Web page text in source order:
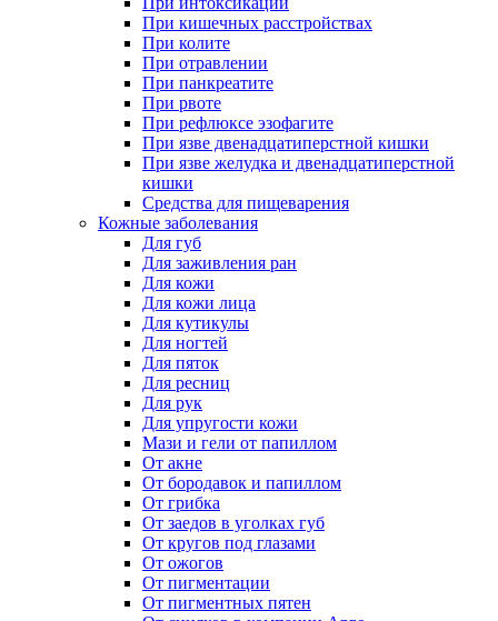
При кишечных расстройствах
При колите
При отравлении
При панкреатите
При рвоте
При рефлюксе эзофагите
При язве двенадцатиперстной кишки
При язве желудка и двенадцатиперстной
кишки
Средства для пищеварения
Кожные заболевания
Для губ
Для заживления ран
Для кожи
Для кожи лица
Для кутикулы
Для ногтей
Для пяток
Для ресниц
Для рук
Для упругости кожи
Мази и гели от папиллом
От акне
От бородавок и папиллом
От грибка
От заедов в уголках губ
От кругов под глазами
От ожогов
От пигментации
От пигментных пятен